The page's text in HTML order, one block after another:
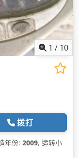
1 / 10
拨打
年份: 2009, 运转小